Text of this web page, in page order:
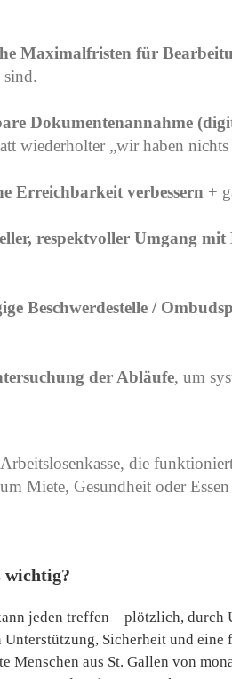
Maximalfristen für
Dokumentenannahme
wiederholter „wir haben nichts
Erreichbarkeit verbessern +
respektvoller Umgang mit
Beschwerdestelle /
der Abläufe, um
die
Miete, Gesundheit oder
wichtig?
jeden treffen – plötzlich, durch
Unterstützung, Sicherheit und
Menschen aus St. Gallen von